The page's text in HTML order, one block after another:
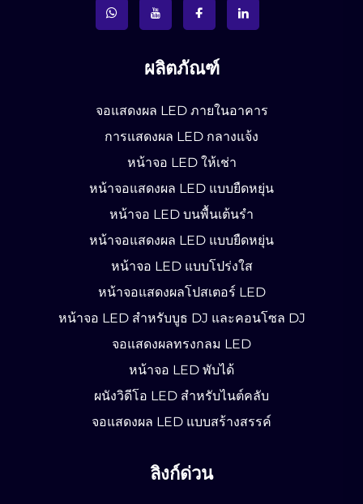
ผลิตภัณฑ์
จอแสดงผล LED ภายในอาคาร
การแสดงผล LED กลางแจ้ง
หน้าจอ LED ให้เช่า
หน้าจอแสดงผล LED แบบยืดหยุ่น
หน้าจอ LED บนพื้นเต้นรำ
หน้าจอแสดงผล LED แบบยืดหยุ่น
หน้าจอ LED แบบโปร่งใส
หน้าจอแสดงผลโปสเตอร์ LED
หน้าจอ LED สำหรับบูธ DJ และคอนโซล DJ
จอแสดงผลทรงกลม LED
หน้าจอ LED พับได้
ผนังวิดีโอ LED สำหรับไนต์คลับ
จอแสดงผล LED แบบสร้างสรรค์
ลิงก์ด่วน